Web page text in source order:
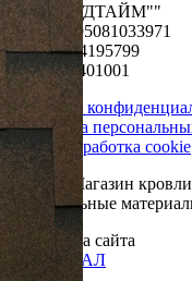
ООО "ФУДТАЙМ""
ОГРН 1195081033971
ИНН 5024195799
КПП 502401001
Политика
Обработка
Сбор и обработка cookie
© 2026. Магазин
Строительные
Разработка сайта
ОРИГИНАЛ